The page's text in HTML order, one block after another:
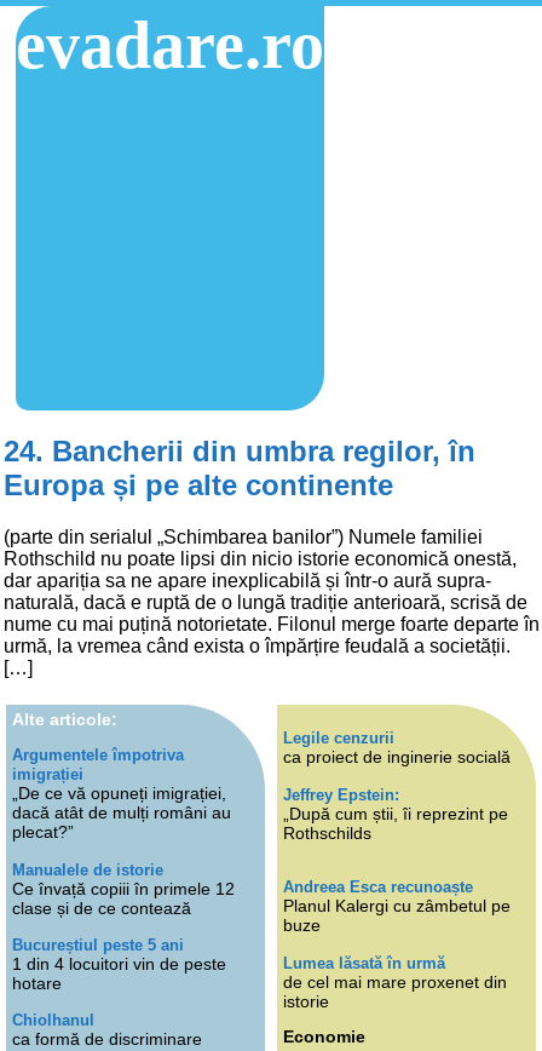
evadare.ro
24. Bancherii din umbra regilor, în
Europa și pe alte continente
(parte din serialul „Schimbarea banilor”) Numele familiei
Rothschild nu poate lipsi din nicio istorie economică onestă,
dar apariția sa ne apare inexplicabilă și într-o aură supra-
naturală, dacă e ruptă de o lungă tradiție anterioară, scrisă de
nume cu mai puțină notorietate. Filonul merge foarte departe în
urmă, la vremea când exista o împărțire feudală a societății.
[…]
Alte articole:
Argumentele împotriva
imigrației
„De ce vă opuneți imigrației,
dacă atât de mulți români au
plecat?”
Manualele de istorie
Ce învață copiii în primele 12
clase și de ce contează
Bucureștiul peste 5 ani
1 din 4 locuitori vin de peste
hotare
Chiolhanul
ca formă de discriminare
Legile cenzurii
ca proiect de inginerie socială
Jeffrey Epstein:
„După cum știi, îi reprezint pe
Rothschilds
Andreea Esca recunoaște
Planul Kalergi cu zâmbetul pe
buze
Lumea lăsată în urmă
de cel mai mare proxenet din
istorie
Economie